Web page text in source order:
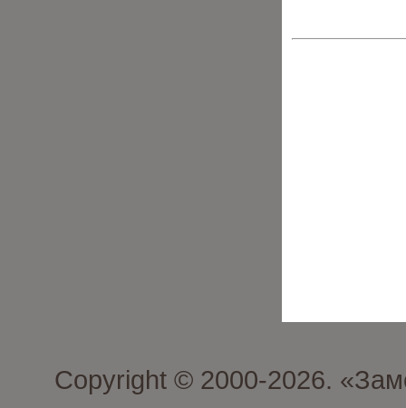
Copyright © 2000-2026.